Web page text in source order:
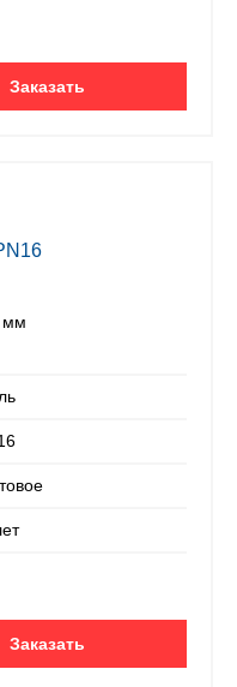
Заказать
мм
Заказать